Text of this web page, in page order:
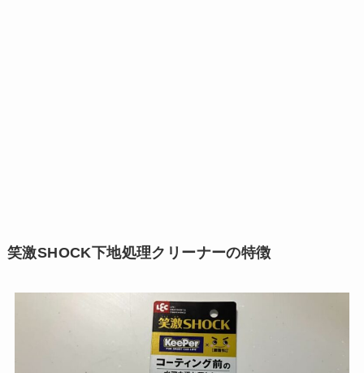
笑激SHOCK下地処理クリーナーの特徴